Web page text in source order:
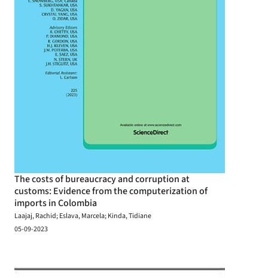
The costs of bureaucracy and corruption at
customs: Evidence from the computerization of
imports in Colombia
Laajaj, Rachid; Eslava, Marcela; Kinda, Tidiane
05-09-2023